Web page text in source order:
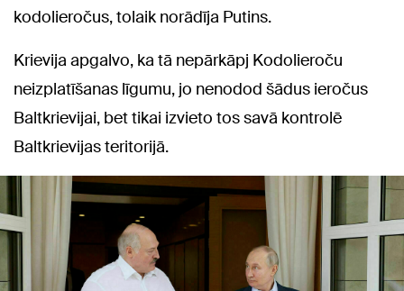
kodolieročus, tolaik norādīja Putins.
Krievija apgalvo, ka tā nepārkāpj Kodolieroču
neizplatīšanas līgumu, jo nenodod šādus ieročus
Baltkrievijai, bet tikai izvieto tos savā kontrolē
Baltkrievijas teritorijā.